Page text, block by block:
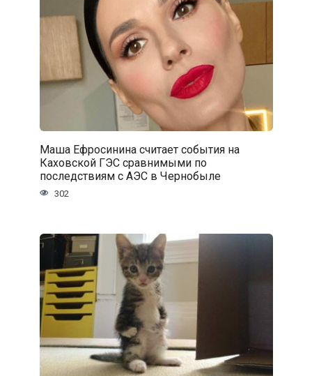
Маша Ефросинина считает события на
Каховской ГЭС сравнимыми по
последствиям с АЭС в Чернобыле
302